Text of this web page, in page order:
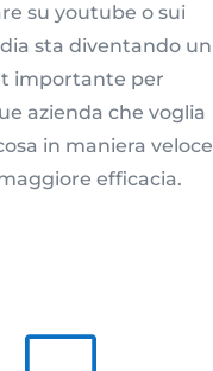
su youtube o sui
sta diventando un
importante per
azienda che voglia
in maniera veloce
efficacia.